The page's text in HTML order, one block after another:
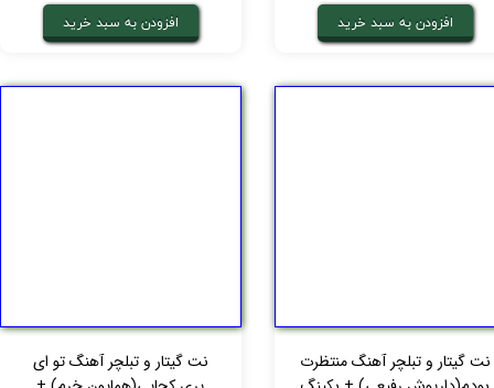
افزودن به سبد خرید افزودن به سبد خرید
نت گیتار و تبلچر آهنگ منتظرت
نت گیتار و تبلچر آهنگ تو ای